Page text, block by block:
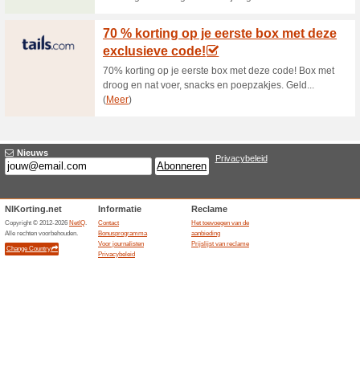
43% het werkte
15% korting op
5 % korting op het
78% het werkte